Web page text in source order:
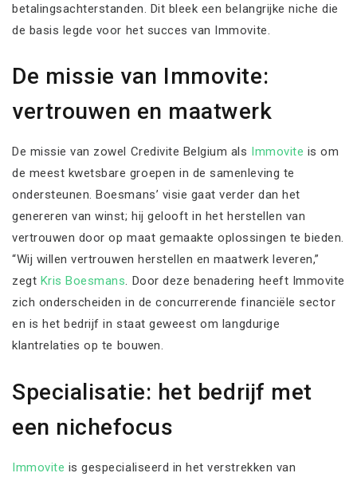
betalingsachterstanden. Dit bleek een belangrijke niche die
de basis legde voor het succes van Immovite.
De missie van Immovite:
vertrouwen en maatwerk
De missie van zowel Credivite Belgium als Immovite is om
de meest kwetsbare groepen in de samenleving te
ondersteunen. Boesmans’ visie gaat verder dan het
genereren van winst; hij gelooft in het herstellen van
vertrouwen door op maat gemaakte oplossingen te bieden.
“Wij willen vertrouwen herstellen en maatwerk leveren,”
zegt Kris Boesmans. Door deze benadering heeft Immovite
zich onderscheiden in de concurrerende financiële sector
en is het bedrijf in staat geweest om langdurige
klantrelaties op te bouwen.
Specialisatie: het bedrijf met
een nichefocus
Immovite is gespecialiseerd in het verstrekken van